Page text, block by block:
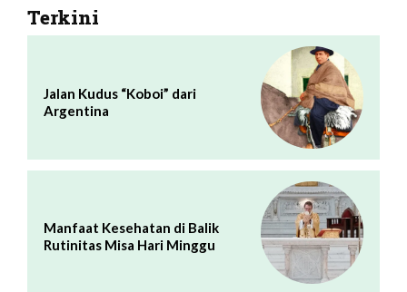
Terkini
Jalan Kudus “Koboi” dari
Argentina
Manfaat Kesehatan di Balik
Rutinitas Misa Hari Minggu